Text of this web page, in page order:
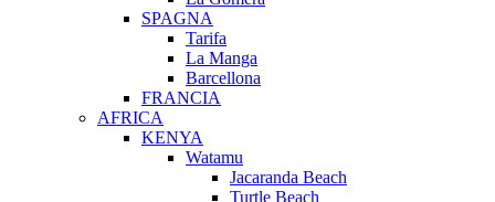
SPAGNA
Tarifa
La Manga
Barcellona
FRANCIA
AFRICA
KENYA
Watamu
Jacaranda Beach
Turtle Beach